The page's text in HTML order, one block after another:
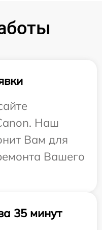
Наш
Вам для
Вашего
35 минут